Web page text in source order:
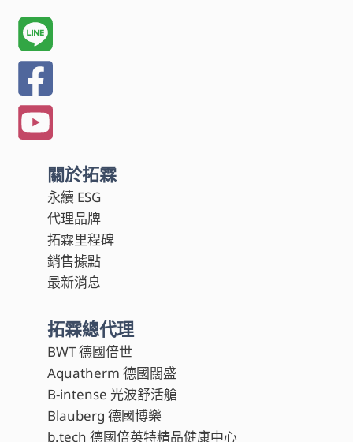
關於拓霖
永續 ESG
代理品牌
拓霖里程碑
銷售據點
最新消息
拓霖總代理
BWT 德國倍世
Aquatherm 德國闊盛
B-intense 光波舒活艙
Blauberg 德國博樂
b.tech 德國倍英特精品健康中心